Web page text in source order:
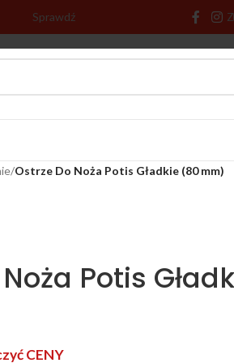
Sprawdź
/Ostrze Do Noża Potis Gładkie (80 mm)
Potis
CENY